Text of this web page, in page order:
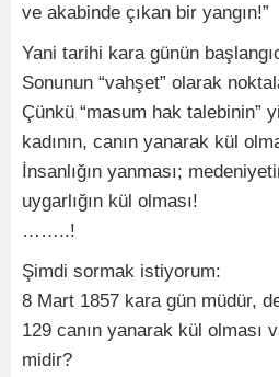
ve akabinde çıkan bir yangın!”
Yani tarihi kara günün
Sonunun “vahşet” olarak
Çünkü “masum hak talebinin”
kadının, canın yanarak kül
İnsanlığın yanması;
uygarlığın kül olması!
……..!
Şimdi sormak istiyorum:
8 Mart 1857 kara gün müdür,
129 canın yanarak kül olması
midir?